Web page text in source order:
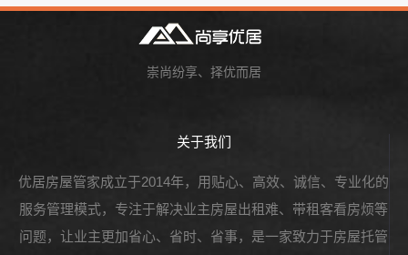
崇尚纷享、择优而居
关于我们
优居房屋管家成立于2014年，用贴心、高效、诚信、专业化的
服务管理模式，专注于解决业主房屋出租难、带租客看房烦等
问题，让业主更加省心、省时、省事，是一家致力于房屋托管